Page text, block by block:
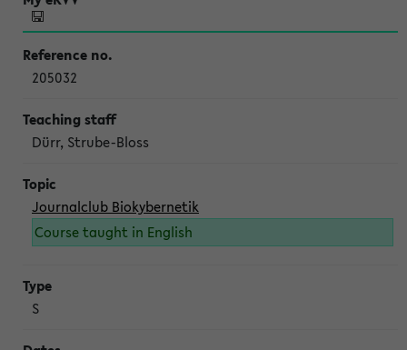
205032
Dürr, Strube-Bloss
Journalclub Biokybernetik
Course taught in English
S